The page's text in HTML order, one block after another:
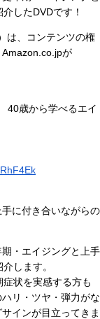
したDVDです！
は、コンテンツの権
が
40歳から学べるエイ
に付き合いながらの
・エイジングと上手
します。
状を実感する方も
リ・ツヤ・弾力がな
インが目立ってきま